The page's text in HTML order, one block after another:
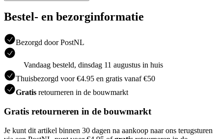
Bestel- en bezorginformatie
Bezorgd door PostNL
Vandaag besteld, dinsdag 11 augustus in huis
Thuisbezorgd voor €4.95 en gratis vanaf €50
Gratis retourneren in de bouwmarkt
Gratis retourneren in de bouwmarkt
Je kunt dit artikel binnen 30 dagen na aankoop naar ons terugsturen